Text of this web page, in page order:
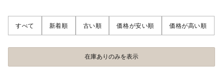
ク
シ
ョ
すべて 新着順 古い順 価格が安い順 価格が高い順
在庫ありのみを表示